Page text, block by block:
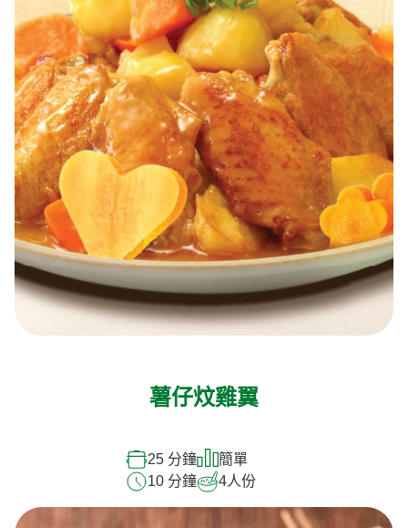
薯仔炆雞翼
25 分鐘
簡單
10 分鐘
4人份